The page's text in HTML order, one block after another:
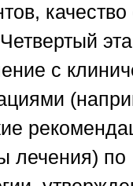
Четвертый
с
лечения) по